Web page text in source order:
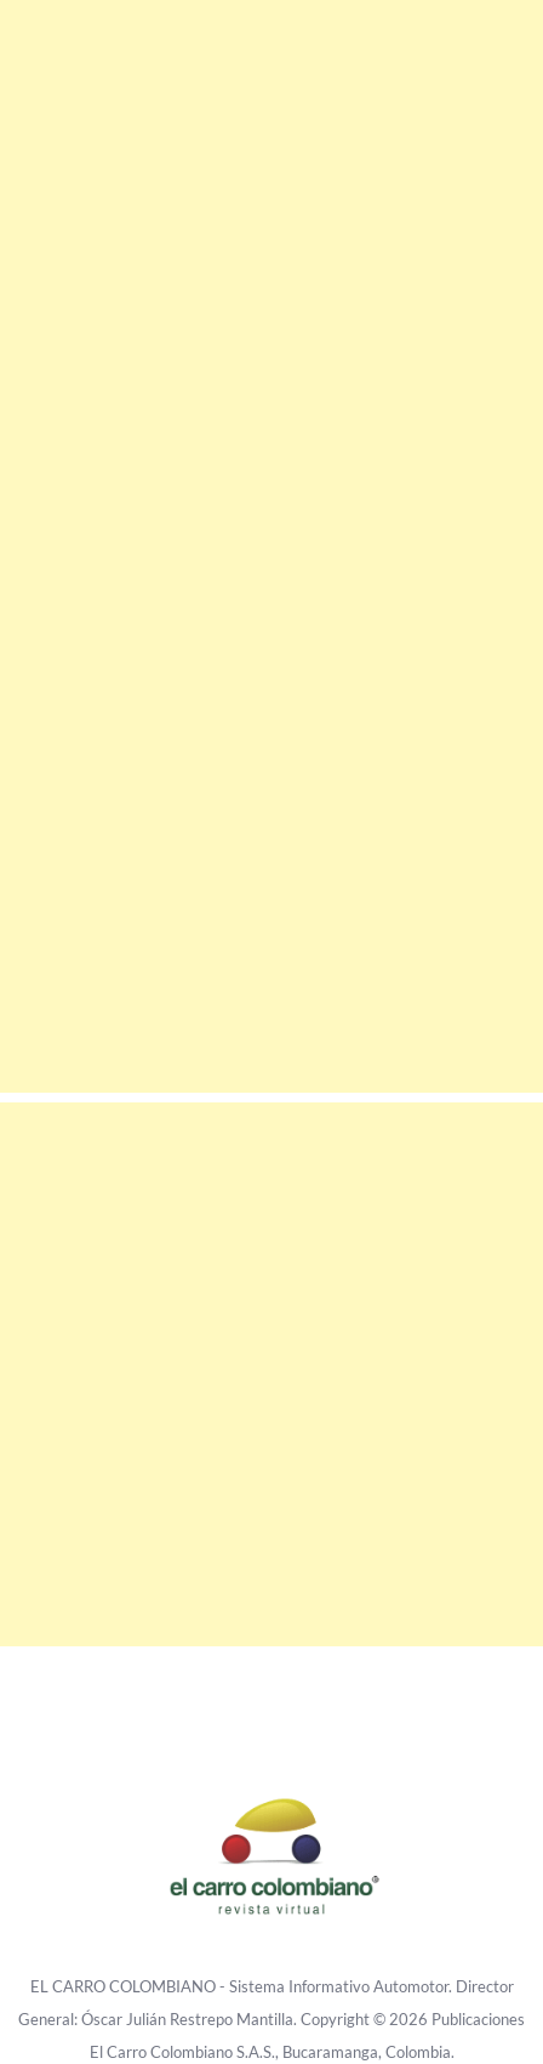
EL CARRO COLOMBIANO - Sistema Informativo Automotor. Director
General: Óscar Julián Restrepo Mantilla. Copyright © 2026 Publicaciones
El Carro Colombiano S.A.S., Bucaramanga, Colombia.